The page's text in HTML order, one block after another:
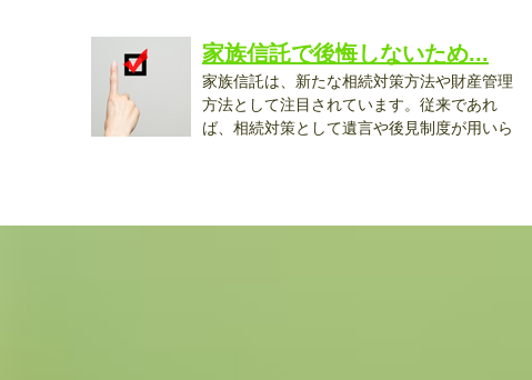
家族信託で後悔しないため...
家族信託は、新たな相続対策方法や財産管理
方法として注目されています。従来であれ
ば、相続対策として遺言や後見制度が用いら